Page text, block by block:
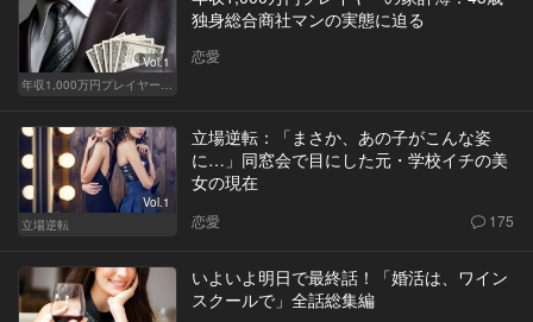
Vol.1
独身総合商社マンの実態に迫る
恋愛
Vol.1
立場逆転
立場逆転：「まさか、あの子がこんな姿
に…」同窓会で目にした元・学校イチの美
女の現在
恋愛 175
いよいよ明日で最終話！「婚活は、ワイン
スクールで」全話総集編